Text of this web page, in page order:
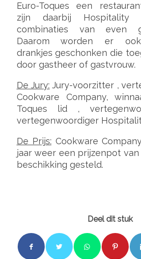
Euro-Toques een
zijn daarbij Hospitality
combinaties van even
Daarom worden er ook
drankjes geschonken die
door gastheer of gastvrouw.
De Jury: Jury-voorzitter ,
Cookware Company,
Toques lid ,
vertegenwoordiger
De Prijs: Cookware
jaar weer een prijzenpot van
beschikking gesteld.
Deel dit stuk